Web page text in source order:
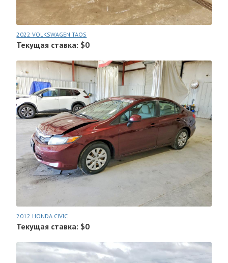
2022 VOLKSWAGEN TAOS
Текущая ставка: $0
2012 HONDA CIVIC
Текущая ставка: $0